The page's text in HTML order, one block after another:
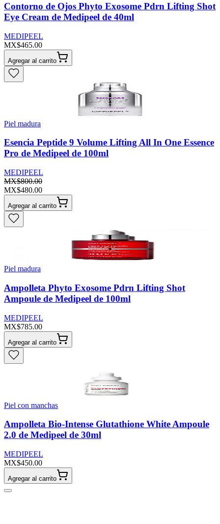
Contorno de Ojos Phyto Exosome Pdrn Lifting Shot
Eye Cream de Medipeel de 40ml
MEDIPEEL
MX$465.00
Agregar al carrito
Piel madura
Esencia Peptide 9 Volume Lifting All In One Essence
Pro de Medipeel de 100ml
MEDIPEEL
MX$800.00
MX$480.00
Agregar al carrito
Piel madura
Ampolleta Phyto Exosome Pdrn Lifting Shot
Ampoule de Medipeel de 100ml
MEDIPEEL
MX$785.00
Agregar al carrito
Piel con manchas
Ampolleta Bio-Intense Glutathione White Ampoule
2.0 de Medipeel de 30ml
MEDIPEEL
MX$450.00
Agregar al carrito